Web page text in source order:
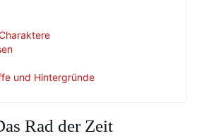
und Hintergründe
Rad der Zeit